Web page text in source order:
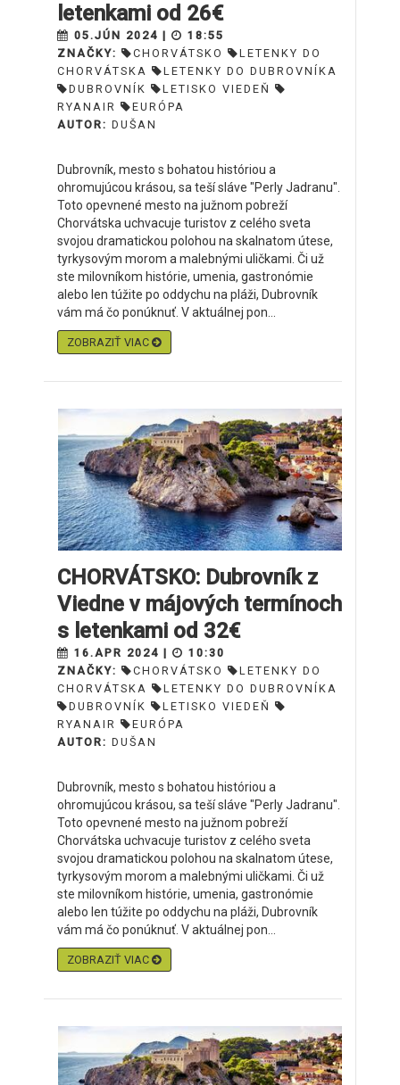
letenkami od 26€
05.JÚN 2024 |
18:55
ZNAČKY:
CHORVÁTSKO
LETENKY DO
CHORVÁTSKA
LETENKY DO DUBROVNÍKA
DUBROVNÍK
LETISKO VIEDEŇ
RYANAIR
EURÓPA
AUTOR: DUŠAN
Dubrovník, mesto s bohatou históriou a
ohromujúcou krásou, sa teší sláve "Perly Jadranu".
Toto opevnené mesto na južnom pobreží
Chorvátska uchvacuje turistov z celého sveta
svojou dramatickou polohou na skalnatom útese,
tyrkysovým morom a malebnými uličkami. Či už
ste milovníkom histórie, umenia, gastronómie
alebo len túžite po oddychu na pláži, Dubrovník
vám má čo ponúknuť. V aktuálnej pon...
ZOBRAZIŤ VIAC
CHORVÁTSKO: Dubrovník z
Viedne v májových termínoch
s letenkami od 32€
16.APR 2024 |
10:30
ZNAČKY:
CHORVÁTSKO
LETENKY DO
CHORVÁTSKA
LETENKY DO DUBROVNÍKA
DUBROVNÍK
LETISKO VIEDEŇ
RYANAIR
EURÓPA
AUTOR: DUŠAN
Dubrovník, mesto s bohatou históriou a
ohromujúcou krásou, sa teší sláve "Perly Jadranu".
Toto opevnené mesto na južnom pobreží
Chorvátska uchvacuje turistov z celého sveta
svojou dramatickou polohou na skalnatom útese,
tyrkysovým morom a malebnými uličkami. Či už
ste milovníkom histórie, umenia, gastronómie
alebo len túžite po oddychu na pláži, Dubrovník
vám má čo ponúknuť. V aktuálnej pon...
ZOBRAZIŤ VIAC